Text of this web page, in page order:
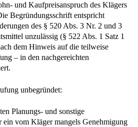
und Kaufpreisanspruch des Klägers
Begründungsschrift entspricht
des § 520 Abs. 3 Nr. 2 und 3
unzulässig (§ 522 Abs. 1 Satz 1
dem Hinweis auf die teilweise
– in den nachgereichten
unbegründet:
Planungs- und sonstige
vom Kläger mangels Genehmigung